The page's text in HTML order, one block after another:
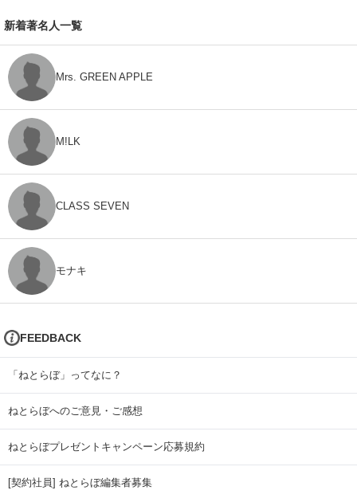
新着著名人一覧
Mrs. GREEN APPLE
M!LK
CLASS SEVEN
モナキ
FEEDBACK
「ねとらぼ」ってなに？
ねとらぼへのご意見・ご感想
ねとらぼプレゼントキャンペーン応募規約
[契約社員] ねとらぼ編集者募集